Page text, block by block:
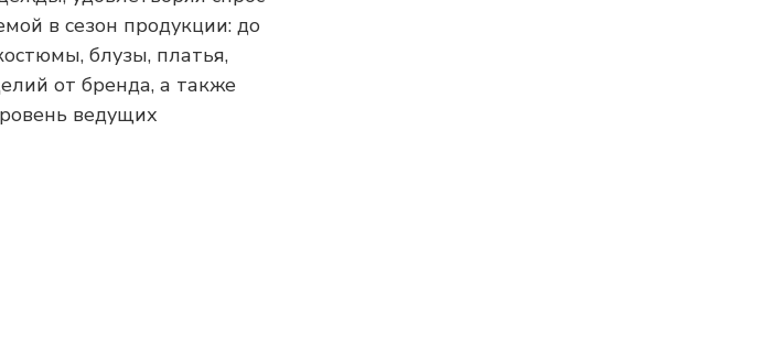
в сезон продукции: до
блузы, платья,
от бренда, а также
ведущих